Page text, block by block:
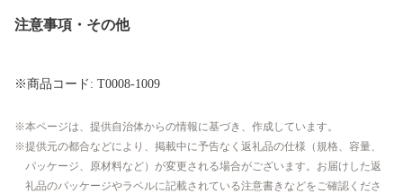
注意事項・その他
※商品コード: T0008-1009
本ページは、提供自治体からの情報に基づき、作成しています。
提供元の都合などにより、掲載中に予告なく返礼品の仕様（規格、容量、
パッケージ、原材料など）が変更される場合がございます。お届けした返
礼品のパッケージやラベルに記載されている注意書きなどをご確認くださ